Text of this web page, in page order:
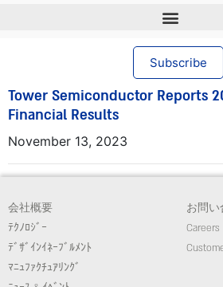
Subscribe
Tower Semiconductor Reports
Financial Results
November 13, 2023
会社概要
ﾃｸﾉﾛｼﾞｰ
ﾃﾞｻﾞｲﾝｲﾈｰﾌﾞﾙﾒﾝﾄ
ﾏﾆｭﾌｧｸﾁｭｱﾘﾝｸﾞ
お問い
Careers